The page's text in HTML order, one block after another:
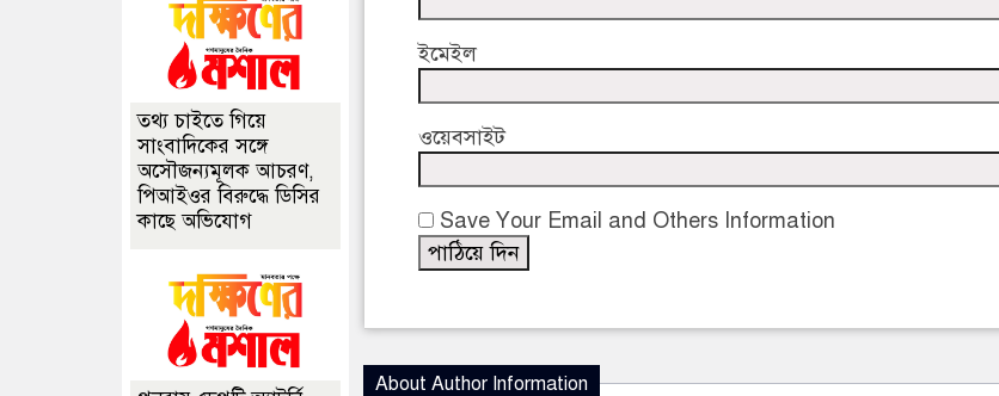
ইমেইল
ওয়েবসাইট
Save Your Email and Others Information
About Author Information
তথ্য চাইতে গিয়ে
সাংবাদিকের সঙ্গে
অসৌজন্যমূলক আচরণ,
পিআইওর বিরুদ্ধে ডিসির
কাছে অভিযোগ